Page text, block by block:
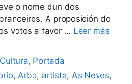
o nome dun dos
A proposición do
votos a favor … Leer más
Cultura, Portada
, Arbo, artista, As Neves,